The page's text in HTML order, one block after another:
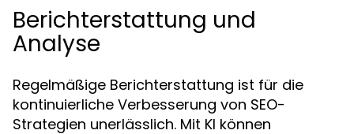
Berichterstattung und
Analyse
Regelmäßige Berichterstattung ist für die
kontinuierliche Verbesserung von SEO-
Strategien unerlässlich. Mit KI können